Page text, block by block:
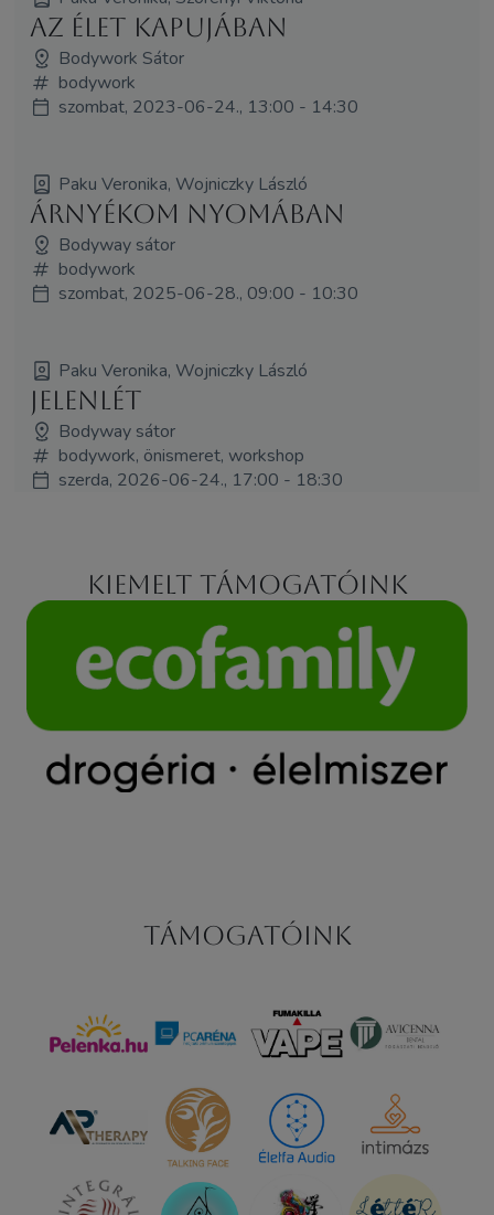
Az Élet Kapujában
Bodywork Sátor
bodywork
szombat, 2023-06-24., 13:00 - 14:30
Paku Veronika, Wojniczky László
Árnyékom nyomában
Bodyway sátor
bodywork
szombat, 2025-06-28., 09:00 - 10:30
Paku Veronika, Wojniczky László
Jelenlét
Bodyway sátor
bodywork, önismeret, workshop
szerda, 2026-06-24., 17:00 - 18:30
Kiemelt támogatóink
Támogatóink